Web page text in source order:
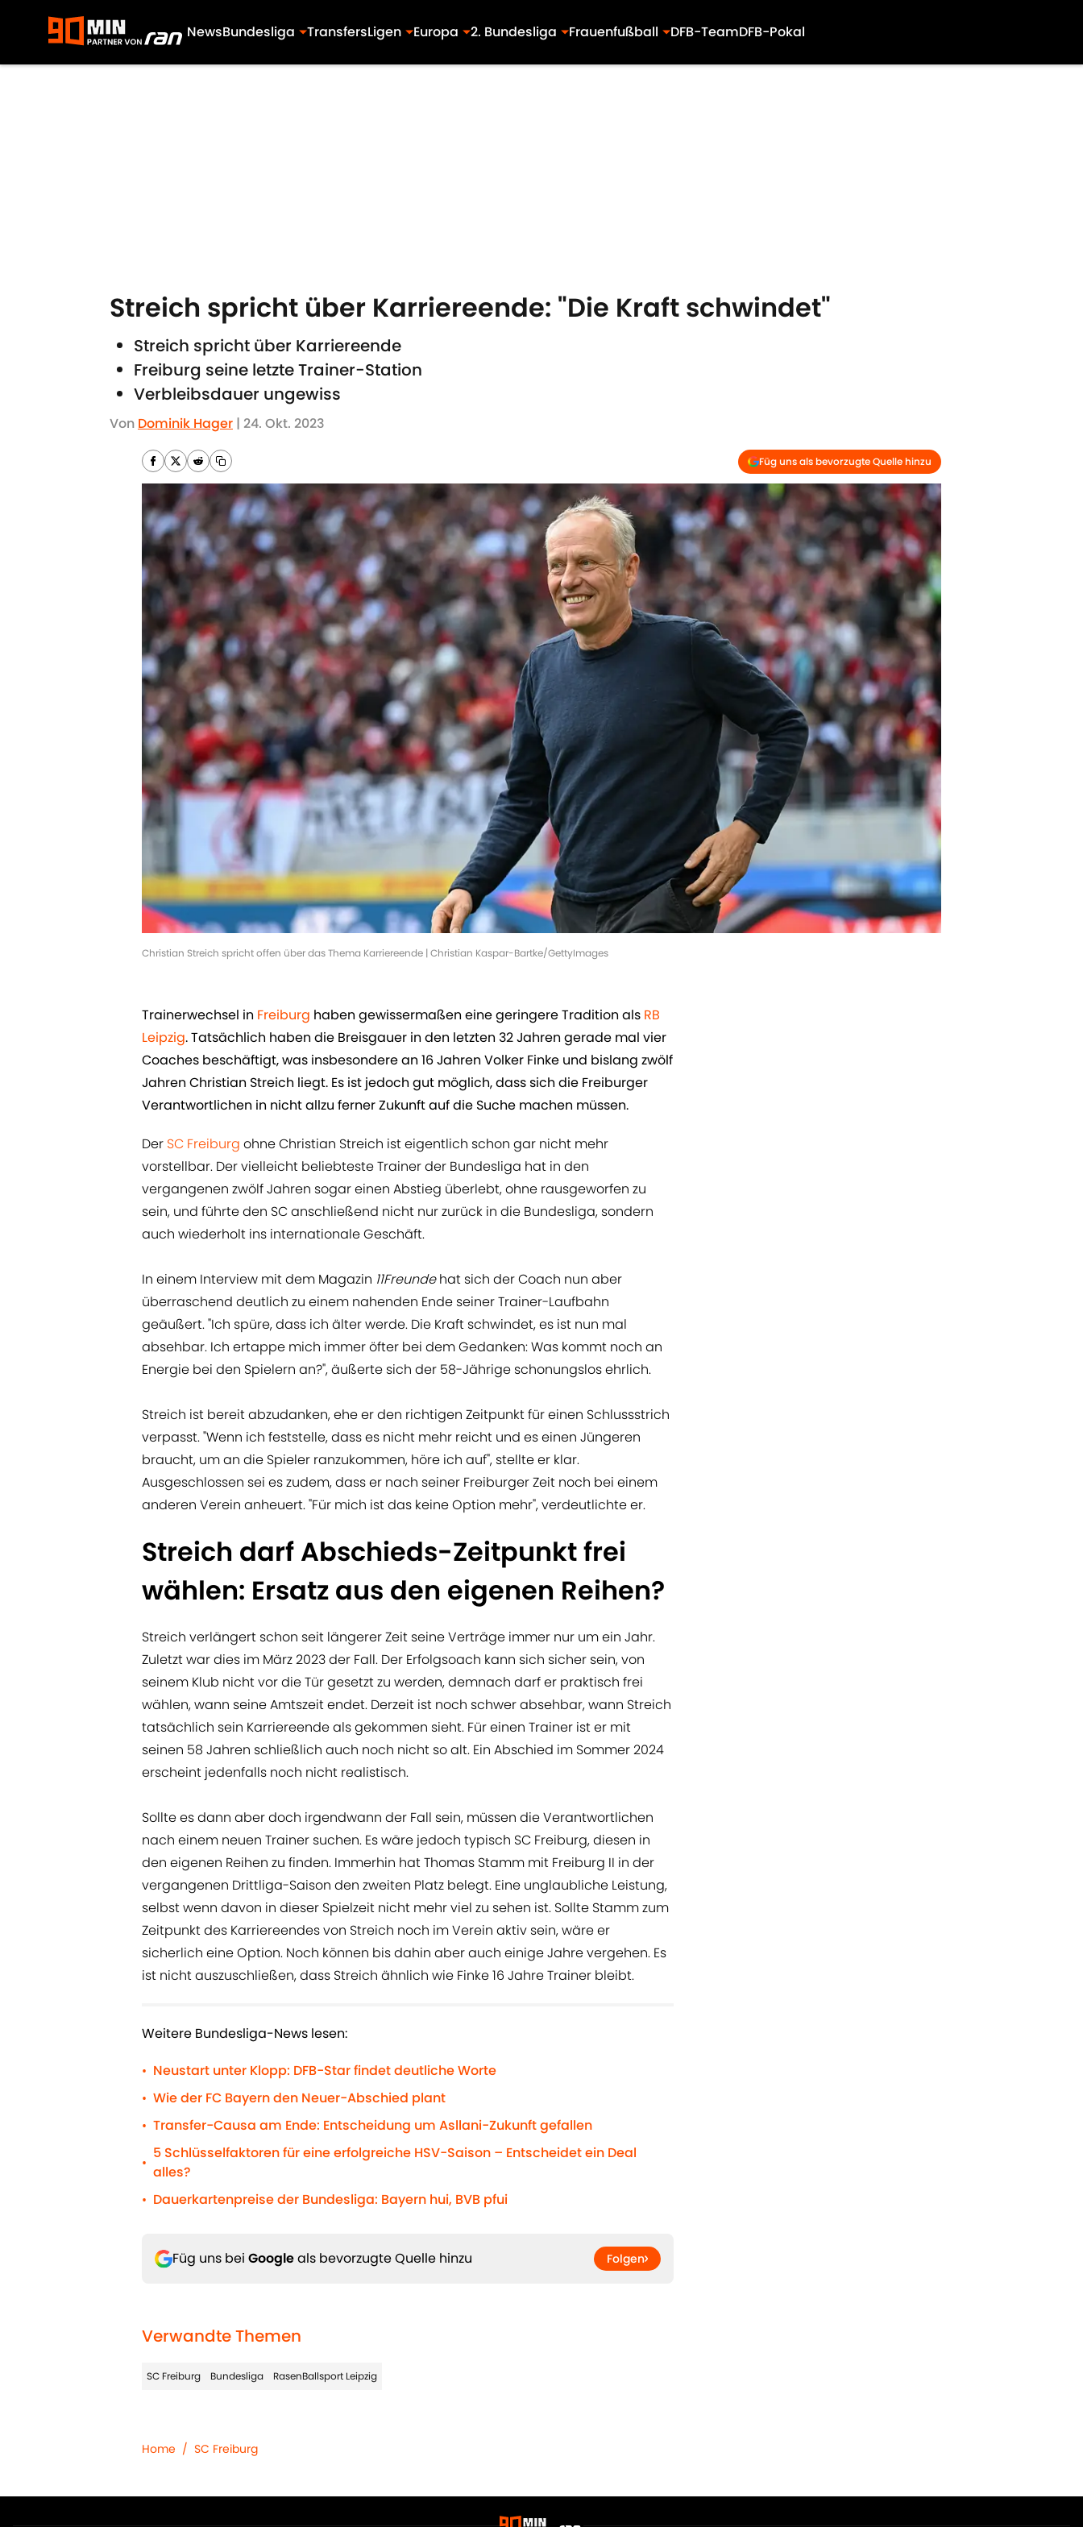
NewsBundesliga TransfersLigen Europa 2. Bundesliga Frauenfußball DFB-TeamDFB-Pokal
Streich spricht über Karriereende: "Die Kraft schwindet"
Streich spricht über Karriereende
Freiburg seine letzte Trainer-Station
Verbleibsdauer ungewiss
Von Dominik Hager | 24. Okt. 2023
Füg uns als bevorzugte Quelle hinzu
Christian Streich spricht offen über das Thema Karriereende | Christian Kaspar-Bartke/GettyImages
Trainerwechsel in Freiburg haben gewissermaßen eine geringere Tradition als RB
Leipzig. Tatsächlich haben die Breisgauer in den letzten 32 Jahren gerade mal vier
Coaches beschäftigt, was insbesondere an 16 Jahren Volker Finke und bislang zwölf
Jahren Christian Streich liegt. Es ist jedoch gut möglich, dass sich die Freiburger
Verantwortlichen in nicht allzu ferner Zukunft auf die Suche machen müssen.
Der SC Freiburg ohne Christian Streich ist eigentlich schon gar nicht mehr
vorstellbar. Der vielleicht beliebteste Trainer der Bundesliga hat in den
vergangenen zwölf Jahren sogar einen Abstieg überlebt, ohne rausgeworfen zu
sein, und führte den SC anschließend nicht nur zurück in die Bundesliga, sondern
auch wiederholt ins internationale Geschäft.
In einem Interview mit dem Magazin 11Freundehat sich der Coach nun aber
überraschend deutlich zu einem nahenden Ende seiner Trainer-Laufbahn
geäußert. "Ich spüre, dass ich älter werde. Die Kraft schwindet, es ist nun mal
absehbar. Ich ertappe mich immer öfter bei dem Gedanken: Was kommt noch an
Energie bei den Spielern an?", äußerte sich der 58-Jährige schonungslos ehrlich.
Streich ist bereit abzudanken, ehe er den richtigen Zeitpunkt für einen Schlussstrich
verpasst. "Wenn ich feststelle, dass es nicht mehr reicht und es einen Jüngeren
braucht, um an die Spieler ranzukommen, höre ich auf", stellte er klar.
Ausgeschlossen sei es zudem, dass er nach seiner Freiburger Zeit noch bei einem
anderen Verein anheuert. "Für mich ist das keine Option mehr", verdeutlichte er.
Streich darf Abschieds-Zeitpunkt frei
wählen: Ersatz aus den eigenen Reihen?
Streich verlängert schon seit längerer Zeit seine Verträge immer nur um ein Jahr.
Zuletzt war dies im März 2023 der Fall. Der Erfolgsoach kann sich sicher sein, von
seinem Klub nicht vor die Tür gesetzt zu werden, demnach darf er praktisch frei
wählen, wann seine Amtszeit endet. Derzeit ist noch schwer absehbar, wann Streich
tatsächlich sein Karriereende als gekommen sieht. Für einen Trainer ist er mit
seinen 58 Jahren schließlich auch noch nicht so alt. Ein Abschied im Sommer 2024
erscheint jedenfalls noch nicht realistisch.
Sollte es dann aber doch irgendwann der Fall sein, müssen die Verantwortlichen
nach einem neuen Trainer suchen. Es wäre jedoch typisch SC Freiburg, diesen in
den eigenen Reihen zu finden. Immerhin hat Thomas Stamm mit Freiburg II in der
vergangenen Drittliga-Saison den zweiten Platz belegt. Eine unglaubliche Leistung,
selbst wenn davon in dieser Spielzeit nicht mehr viel zu sehen ist. Sollte Stamm zum
Zeitpunkt des Karriereendes von Streich noch im Verein aktiv sein, wäre er
sicherlich eine Option. Noch können bis dahin aber auch einige Jahre vergehen. Es
ist nicht auszuschließen, dass Streich ähnlich wie Finke 16 Jahre Trainer bleibt.
Weitere Bundesliga-News lesen:
• Neustart unter Klopp: DFB-Star findet deutliche Worte
• Wie der FC Bayern den Neuer-Abschied plant
• Transfer-Causa am Ende: Entscheidung um Asllani-Zukunft gefallen
•
5 Schlüsselfaktoren für eine erfolgreiche HSV-Saison – Entscheidet ein Deal
alles?
• Dauerkartenpreise der Bundesliga: Bayern hui, BVB pfui
Füg uns bei Googleals bevorzugte Quelle hinzu Folgen
Verwandte Themen
SC Freiburg Bundesliga RasenBallsport Leipzig
Home / SC Freiburg